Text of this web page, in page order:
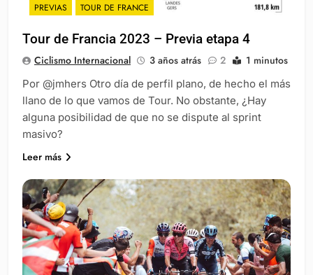
PREVIAS TOUR DE FRANCE
Tour de Francia 2023 – Previa etapa 4
Ciclismo Internacional 3 años atrás 2 1 minutos
Por @jmhers Otro día de perfil plano, de hecho el más
llano de lo que vamos de Tour. No obstante, ¿Hay
alguna posibilidad de que no se dispute al sprint
masivo?
Leer más